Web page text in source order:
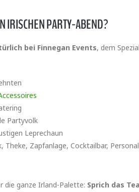
IRISCHEN PARTY-ABEND?
bei Finnegan Events, dem
Partyvolk
Leprechaun
Theke, Zapfanlage, Cocktailbar,
die ganze Irland-Palette: Sprich das